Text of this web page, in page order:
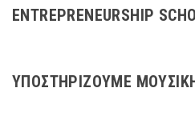
ENTREPRENEURSHIP
ΥΠΟΣΤΗΡΙΖΟΥΜΕ